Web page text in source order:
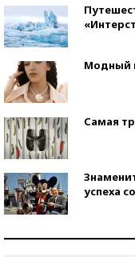
Модный
Самая
успеха